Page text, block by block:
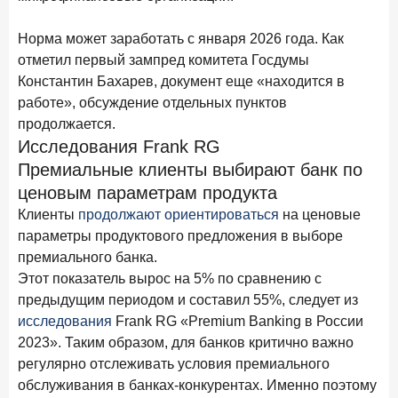
Рынок подписок 2026: от гонки за объёмами к битве за
привычку
15 апреля 2026 года ИССЛЕДОВАНИЕ
Маркетинговые акции брокеров: обзор механик и
трендов
10 апреля 2026 года ИССЛЕДОВАНИЕ
ДНК современного ипотечного клиента
7 апреля 2026 года ИССЛЕДОВАНИЕ
По итогам марта 2026 года объем выдач кредитов
составил 925,7 млрд руб.
Не экосистемой единой: как пользователи
распределяют подписки
25 марта 2026 года ИССЛЕДОВАНИЕ
Ипотека. Итоги работы крупнейших ипотечных банков
Норма может заработать с января 2026 года. Как
отметил первый зампред комитета Госдумы
Константин Бахарев, документ еще «находится в
работе», обсуждение отдельных пунктов
продолжается.
Исследования Frank RG
Премиальные клиенты выбирают банк по
ценовым параметрам продукта
Клиенты продолжают ориентироваться на ценовые
параметры продуктового предложения в выборе
премиального банка.
Этот показатель вырос на 5% по сравнению с
предыдущим периодом и составил 55%, следует из
исследования Frank RG «Premium Banking в России
2023». Таким образом, для банков критично важно
регулярно отслеживать условия премиального
обслуживания в банках-конкурентах. Именно поэтому